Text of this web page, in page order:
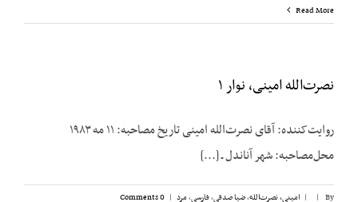
Read More
نصرت‌الله امینی، نوار ۱
روایت‌کننده: آقای نصرت‌الله امینی تاریخ مصاحبه: ۱۱ مه ۱۹۸۳
محل‌مصاحبه: شهر آناندل ـ [...]
By
|
| امینی، نصرت‌الله,ضیا صدقی,فارسی,مرد |
0 Comments